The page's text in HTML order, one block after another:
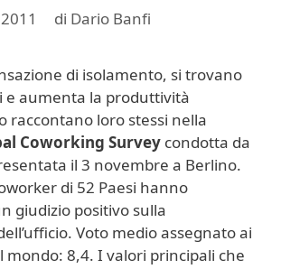
di Dario Banfi
di isolamento, si trovano
e aumenta la produttività
raccontano loro stessi nella
Coworking Survey condotta da
il 3 novembre a Berlino.
di 52 Paesi hanno
giudizio positivo sulla
Voto medio assegnato ai
mondo: 8,4. I valori principali che